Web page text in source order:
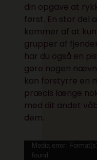
din opgave at
først. En stor del
kommer af at
grupper af
har du også en
gøre nogen
kan forstyrre en
præcis længe
med dit andet
dem.
Videoafspiller
Media error:
found